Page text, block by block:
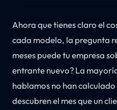
Ahora que tienes claro el
cada modelo, la pregunta
meses puede tu empresa
entrante nuevo? La
hablamos no han
descubren el mes que un